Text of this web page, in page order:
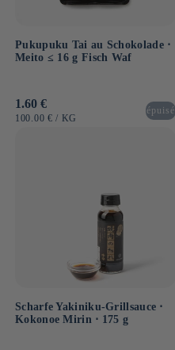
Pukupuku Tai au Schokolade ⋅
Meito ≤ 16 g Fisch Waf
Normaler
Preis
1.60 €
GRUNDPREIS
100.00 € / PRO
KG
épuisé
Scharfe Yakiniku-Grillsauce ⋅
Kokonoe Mirin ⋅ 175 g